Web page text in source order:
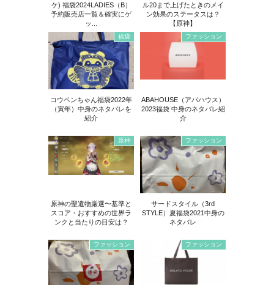
ケ) 福袋2024LADIES（B）
予約販売店一覧＆確実にゲ
ッ...
ル20まで上げたときのメイ
ン効果のステータスは？
【原神】
福袋
コウペンちゃん福袋2022年
（寅年）中身のネタバレを
紹介
ファッション
ABAHOUSE（アバハウス）
2023福袋 中身のネタバレ紹
介
原神
原神の聖遺物厳選〜基準と
スコア・おすすめの世界ラ
ンクと当たりの目安は？
ファッション
サードスタイル（3rd
STYLE）夏福袋2021中身の
ネタバレ
ファッション ファッション